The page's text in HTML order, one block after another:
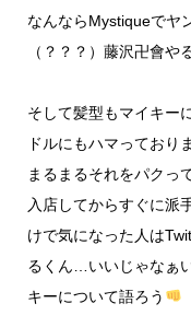
なんならMystiqueでヤ
（？？？）藤沢卍會や
そして髪型もマイキー
ドルにもハマっており
まるまるそれをパクっ
入店してからすぐに派
けで気になった人は
るくん…いいじゃなぁ
キーについて語ろう